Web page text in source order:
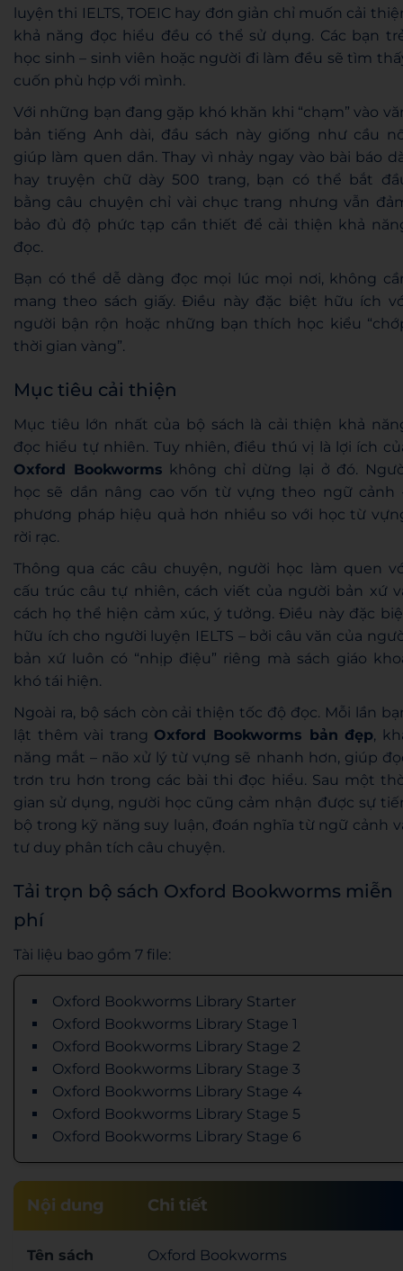
luyện thi IELTS, TOEIC hay đơn giản chỉ muốn cải
khả năng đọc hiểu đều có thể sử dụng. Các bạn
học sinh – sinh viên hoặc người đi làm đều sẽ tìm
cuốn phù hợp với mình.
Với những bạn đang gặp khó khăn khi “chạm” vào
bản tiếng Anh dài, đầu sách này giống như cầu
giúp làm quen dần. Thay vì nhảy ngay vào bài báo
hay truyện chữ dày 500 trang, bạn có thể bắt
bằng câu chuyện chỉ vài chục trang nhưng vẫn
bảo đủ độ phức tạp cần thiết để cải thiện khả
đọc.
Bạn có thể dễ dàng đọc mọi lúc mọi nơi, không
mang theo sách giấy. Điều này đặc biệt hữu ích
người bận rộn hoặc những bạn thích học kiểu
thời gian vàng”.
Mục tiêu cải thiện
Mục tiêu lớn nhất của bộ sách là cải thiện khả
đọc hiểu tự nhiên. Tuy nhiên, điều thú vị là lợi ích
Oxford Bookworms không chỉ dừng lại ở đó.
học sẽ dần nâng cao vốn từ vựng theo ngữ cảnh
phương pháp hiệu quả hơn nhiều so với học từ
rời rạc.
Thông qua các câu chuyện, người học làm quen
cấu trúc câu tự nhiên, cách viết của người bản xứ
cách họ thể hiện cảm xúc, ý tưởng. Điều này đặc
hữu ích cho người luyện IELTS – bởi câu văn của
bản xứ luôn có “nhịp điệu” riêng mà sách giáo
khó tái hiện.
Ngoài ra, bộ sách còn cải thiện tốc độ đọc. Mỗi lần
lật thêm vài trang Oxford Bookworms bản đẹp,
năng mắt – não xử lý từ vựng sẽ nhanh hơn, giúp
trơn tru hơn trong các bài thi đọc hiểu. Sau một
gian sử dụng, người học cũng cảm nhận được sự
bộ trong kỹ năng suy luận, đoán nghĩa từ ngữ cảnh
tư duy phân tích câu chuyện.
Tải trọn bộ sách Oxford Bookworms miễn
phí
Tài liệu bao gồm 7 file:
Oxford Bookworms Library Starter
Oxford Bookworms Library Stage 1
Oxford Bookworms Library Stage 2
Oxford Bookworms Library Stage 3
Oxford Bookworms Library Stage 4
Oxford Bookworms Library Stage 5
Oxford Bookworms Library Stage 6
Nội dung Chi tiết
Tên sách Oxford Bookworms